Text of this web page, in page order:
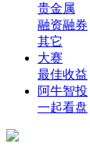
贵金属
融资融券
其它
大赛
最佳收益
阿牛智投
一起看盘